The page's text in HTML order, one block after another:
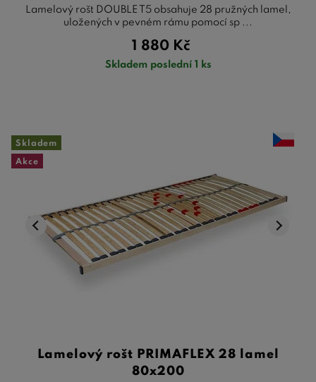
Lamelový rošt DOUBLE T5 obsahuje 28 pružných lamel,
uložených v pevném rámu pomocí sp ...
1 880 Kč
Skladem poslední 1 ks
Skladem
Akce
Lamelový rošt PRIMAFLEX 28 lamel
80x200